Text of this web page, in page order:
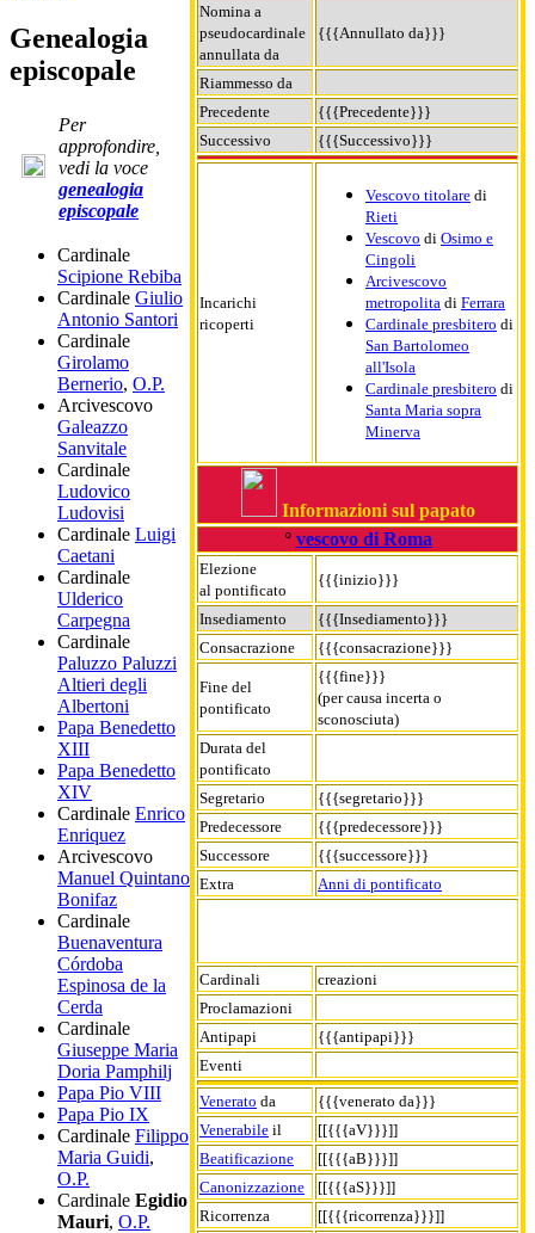
Nomina a
pseudocardinale
annullata da
{{{Annullato da}}}
Riammesso da
Precedente
{{{Precedente}}}
Successivo
{{{Successivo}}}
Incarichi
ricoperti
Vescovo titolare di
Rieti
Vescovo di Osimo e
Cingoli
Arcivescovo
metropolita di Ferrara
Cardinale presbitero di
San Bartolomeo
all'Isola
Cardinale presbitero di
Santa Maria sopra
Minerva
Informazioni sul papato
° vescovo di Roma
Elezione
al pontificato
{{{inizio}}}
Insediamento
{{{Insediamento}}}
Consacrazione
{{{consacrazione}}}
Fine del
pontificato
{{{fine}}}
(per causa incerta o
sconosciuta)
Durata del
pontificato
Segretario
{{{segretario}}}
Predecessore
{{{predecessore}}}
Successore
{{{successore}}}
Extra
Anni di pontificato
Cardinali
creazioni
Proclamazioni
Antipapi
{{{antipapi}}}
Eventi
Venerato da
{{{venerato da}}}
Venerabile il
[[{{{aV}}}]]
Beatificazione
[[{{{aB}}}]]
Canonizzazione
[[{{{aS}}}]]
Ricorrenza
[[{{{ricorrenza}}}]]
Genealogia
episcopale
Per
approfondire,
vedi la voce
genealogia
episcopale
Cardinale
Scipione Rebiba
Cardinale Giulio
Antonio Santori
Cardinale
Girolamo
Bernerio, O.P.
Arcivescovo
Galeazzo
Sanvitale
Cardinale
Ludovico
Ludovisi
Cardinale Luigi
Caetani
Cardinale
Ulderico
Carpegna
Cardinale
Paluzzo Paluzzi
Altieri degli
Albertoni
Papa Benedetto
XIII
Papa Benedetto
XIV
Cardinale Enrico
Enriquez
Arcivescovo
Manuel Quintano
Bonifaz
Cardinale
Buenaventura
Córdoba
Espinosa de la
Cerda
Cardinale
Giuseppe Maria
Doria Pamphilj
Papa Pio VIII
Papa Pio IX
Cardinale Filippo
Maria Guidi,
O.P.
Cardinale Egidio
Mauri, O.P.